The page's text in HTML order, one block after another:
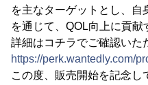
を主なターゲットとし、
を通じて、QOL向上に貢献
詳細はコチラでご確認いた
https://perk.wantedly.com/
この度、販売開始を記念